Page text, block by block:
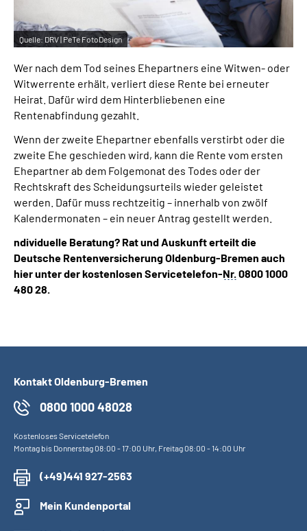
Mein Kundenportal
Quelle: DRV | PeTe FotoDesign
Wer nach dem Tod seines Ehepartners eine Witwen- oder
Witwerrente erhält, verliert diese Rente bei erneuter
Heirat. Dafür wird dem Hinterbliebenen eine
Rentenabfindung gezahlt.
Wenn der zweite Ehepartner ebenfalls verstirbt oder die
zweite Ehe geschieden wird, kann die Rente vom ersten
Ehepartner ab dem Folgemonat des Todes oder der
Rechtskraft des Scheidungsurteils wieder geleistet
werden. Dafür muss rechtzeitig – innerhalb von zwölf
Kalendermonaten – ein neuer Antrag gestellt werden.
ndividuelle Beratung? Rat und Auskunft erteilt die
Deutsche Rentenversicherung Oldenburg-Bremen auch
hier unter der kostenlosen Servicetelefon-Nr.0800 1000
480 28.
Kontakt Oldenburg-Bremen
0800 1000 48028
Kostenloses Servicetelefon
Montag bis Donnerstag 08:00 - 17:00 Uhr, Freitag 08:00 - 14:00 Uhr
(+49)441 927-2563
Mein Kundenportal